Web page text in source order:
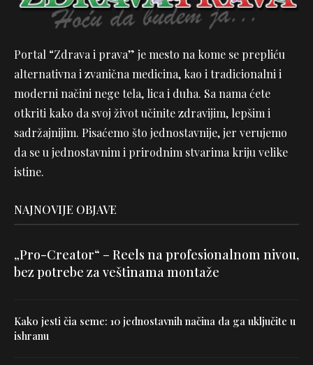
Portal “Zdrava i prava” je mesto na kome se prepliću
alternativna i zvanična medicina, kao i tradicionalni i
moderni načini nege tela, lica i duha. Sa nama ćete
otkriti kako da svoj život učinite zdravijim, lepšim i
sadržajnijim. Pisaćemo što jednostavnije, jer verujemo
da se u jednostavnim i prirodnim stvarima kriju velike
istine.
NAJNOVIJE OBJAVE
„Pro-Creator“ – Reels na profesionalnom nivou,
bez potrebe za veštinama montaže
Kako jesti čia seme: 10 jednostavnih načina da ga uključite u
ishranu